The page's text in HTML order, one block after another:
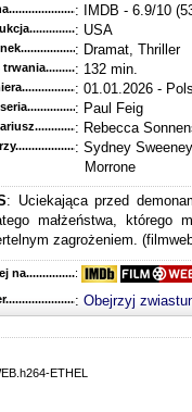
: IMDB - 6.9/10
: USA
: Dramat, Thriller
: 132 min.
: 01.01.2026 -
: Paul Feig
: Rebecca
: Sydney
Morrone
: Uciekająca przed
małżeństwa,
zagrożeniem.
na........................................
:
: Obejrzyj
ETHEL